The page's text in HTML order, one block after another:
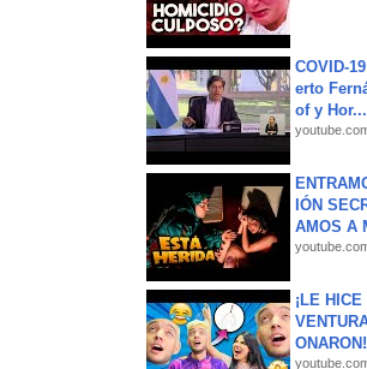
COVID-
erto
of y Hor...
IÓN
AMOS A
¡LE
ONARON!